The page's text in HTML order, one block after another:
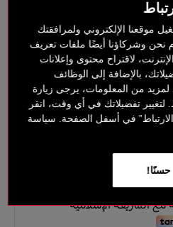
موقعنا الإلكتروني ولمرافقتك
نحن وشركاؤنا أيضًا ملفات تعريف
لاقتراح محتوى وإعلانات
بالإضافة إلى الوظائف
لمزيد من المعلومات، يرجى زيارة
تفضيلاتك في أي وقت، انقر
في أسفل الصفحة. سياسة
حسنًا!
بدون فائدة